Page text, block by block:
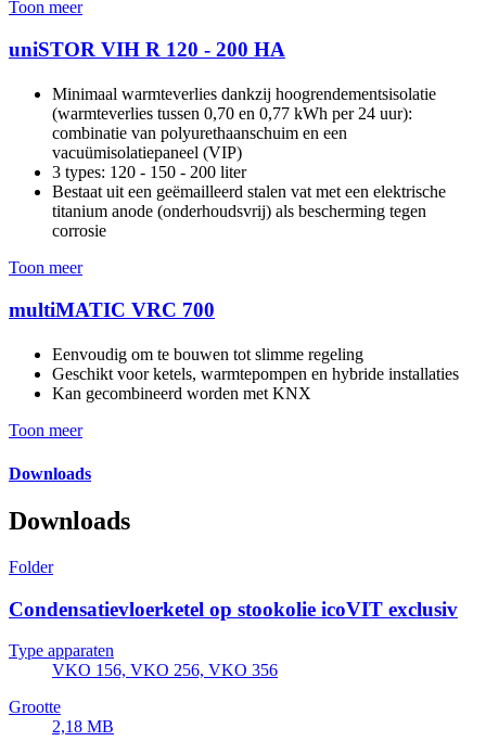
Toon meer
uniSTOR VIH R 120 - 200 HA
Minimaal warmteverlies dankzij hoogrendementsisolatie
(warmteverlies tussen 0,70 en 0,77 kWh per 24 uur):
combinatie van polyurethaanschuim en een
vacuümisolatiepaneel (VIP)
3 types: 120 - 150 - 200 liter
Bestaat uit een geëmailleerd stalen vat met een elektrische
titanium anode (onderhoudsvrij) als bescherming tegen
corrosie
Toon meer
multiMATIC VRC 700
Eenvoudig om te bouwen tot slimme regeling
Geschikt voor ketels, warmtepompen en hybride installaties
Kan gecombineerd worden met KNX
Toon meer
Downloads
Downloads
Folder
Condensatievloerketel op stookolie icoVIT exclusiv
Type apparaten
VKO 156, VKO 256, VKO 356
Grootte
2,18 MB